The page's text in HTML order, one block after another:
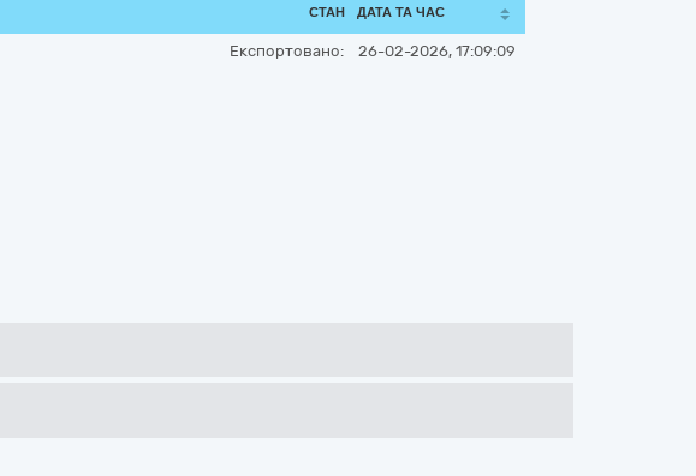
СТАН ДАТА ТА ЧАС
Експортовано: 26-02-2026, 17:09:09